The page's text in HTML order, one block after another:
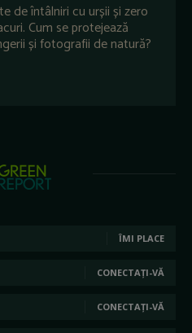
de întâlniri cu urșii și zero
Cum se protejează
și fotografii de natură?
ÎMI PLACE
CONECTAȚI-VĂ
CONECTAȚI-VĂ